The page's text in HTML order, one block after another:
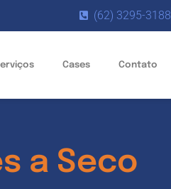
(62) 3295-3188
Cases Contato
a Seco